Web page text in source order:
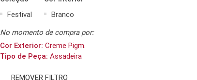
Festival
Branco
No momento de compra por:
Cor Exterior: Creme Pigm.
Tipo de Peça: Assadeira
REMOVER FILTRO